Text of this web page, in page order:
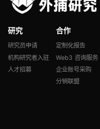
研究
研究员申请
机构研究者入驻
人才招募
合作
定制化报告
Web3 咨询服务
企业账号采购
分销联盟